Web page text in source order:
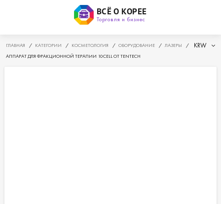
ВСЁ О КОРЕЕ
Торговля и бизнес
ГЛАВНАЯ / КАТЕГОРИИ / КОСМЕТОЛОГИЯ / ОБОРУДОВАНИЕ / ЛАЗЕРЫ
/
АППАРАТ ДЛЯ ФРАКЦИОННОЙ ТЕРАПИИ 10CELL ОТ TENTECH
KRW